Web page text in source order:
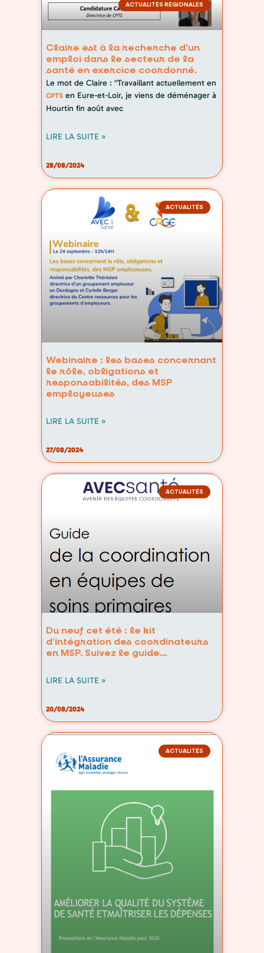
ACTUALITÉS RÉGIONALES
Claire est à la recherche d’un
emploi dans le secteur de la
santé en exercice coordonné.
Le mot de Claire : “Travaillant actuellement en
CPTS en Eure-et-Loir, je viens de déménager à
Hourtin fin août avec
LIRE LA SUITE »
28/08/2024
ACTUALITÉS
Webinaire : les bases concernant
le rôle, obligations et
responsabilités, des MSP
employeuses
LIRE LA SUITE »
27/08/2024
ACTUALITÉS
Du neuf cet été : le kit
d’intégration des coordinateurs
en MSP. Suivez le guide…
LIRE LA SUITE »
20/08/2024
ACTUALITÉS